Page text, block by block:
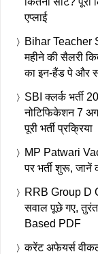
एप्लाई
Bihar Teacher
महीने की सैलरी
का इन-हैंड पे और
SBI क्लर्क भर्ती
नोटिफिकेशन 7
पूरी भर्ती प्रक्रिया
MP Patwari
पर भर्ती शुरू,
RRB Group D
सवाल पूछे गए,
Based PDF
करेंट अफेयर्स